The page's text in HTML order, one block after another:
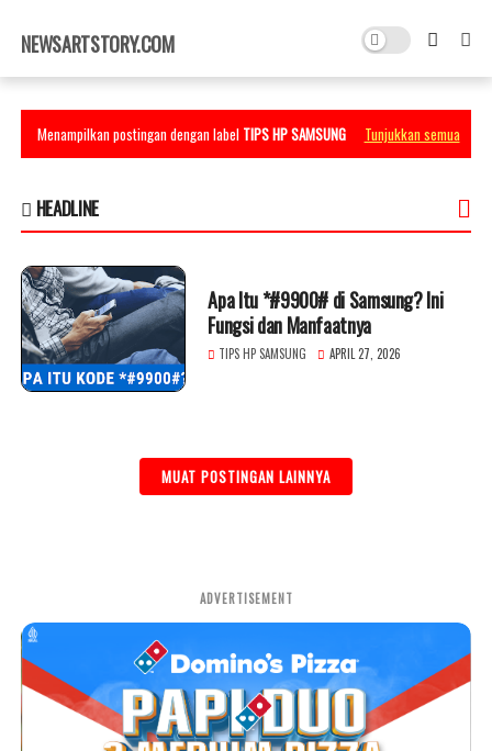
×
NEWSARTSTORY.COM
Menampilkan postingan dengan label TIPS HP SAMSUNG Tunjukkan semua
HEADLINE
Apa Itu *#9900# di Samsung? Ini
Fungsi dan Manfaatnya
TIPS HP SAMSUNG APRIL 27, 2026
MUAT POSTINGAN LAINNYA
ADVERTISEMENT